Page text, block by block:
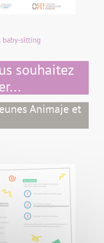
baby-sitting
souhaitez
Animaje et